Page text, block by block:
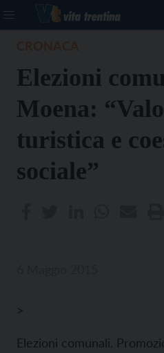
Elezioni
Moena:
turistica e
sociale”
>
Elezioni comunali.